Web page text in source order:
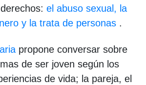
el abuso sexual, la
y la trata de personas .
propone conversar sobre
de ser joven según los
de vida; la pareja, el